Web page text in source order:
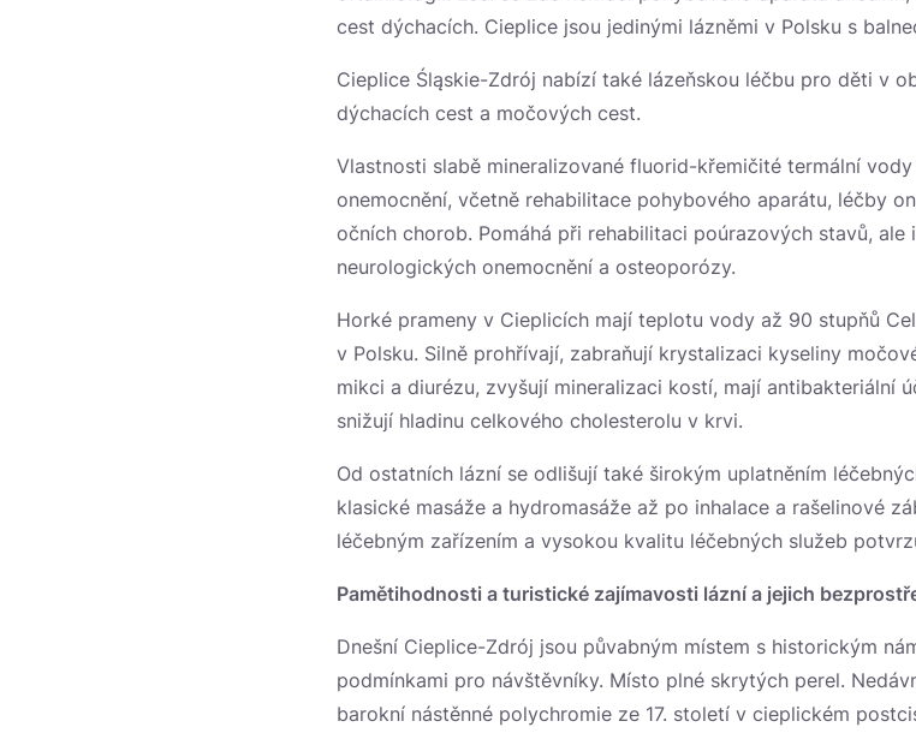
cest dýchacích. Cieplice jsou jedinými lázněmi v Polsku s
Cieplice Śląskie-Zdrój nabízí také lázeňskou léčbu pro děti v
dýchacích cest a močových cest.
Vlastnosti slabě mineralizované fluorid-křemičité termální
onemocnění, včetně rehabilitace pohybového aparátu, léčby
očních chorob. Pomáhá při rehabilitaci poúrazových stavů,
neurologických onemocnění a osteoporózy.
Horké prameny v Cieplicích mají teplotu vody až 90 stupňů
v Polsku. Silně prohřívají, zabraňují krystalizaci kyseliny
mikci a diurézu, zvyšují mineralizaci kostí, mají antibakteriální
snižují hladinu celkového cholesterolu v krvi.
Od ostatních lázní se odlišují také širokým uplatněním
klasické masáže a hydromasáže až po inhalace a rašelinové
léčebným zařízením a vysokou kvalitu léčebných služeb
Pamětihodnosti a turistické zajímavosti lázní a jejich
Dnešní Cieplice-Zdrój jsou půvabným místem s historickým
podmínkami pro návštěvníky. Místo plné skrytých perel.
barokní nástěnné polychromie ze 17. století v cieplickém